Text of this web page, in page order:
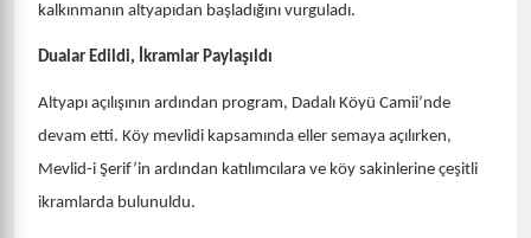
kalkınmanın altyapıdan başladığını vurguladı.
Dualar Edildi, İkramlar Paylaşıldı
Altyapı açılışının ardından program, Dadalı Köyü Camii’nde
devam etti. Köy mevlidi kapsamında eller semaya açılırken,
Mevlid-i Şerif’in ardından katılımcılara ve köy sakinlerine çeşitli
ikramlarda bulunuldu.